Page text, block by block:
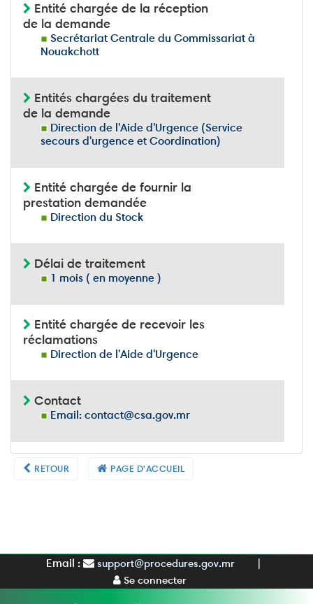
Entité chargée de la réception
de la demande
Secrétariat Centrale du Commissariat à
Nouakchott
Entités chargées du traitement
de la demande
Direction de l'Aide d'Urgence (Service
secours d'urgence et Coordination)
Entité chargée de fournir la
prestation demandée
Direction du Stock
Délai de traitement
1 mois ( en moyenne )
Entité chargée de recevoir les
réclamations
Direction de l'Aide d'Urgence
Contact
Email: contact@csa.gov.mr
RETOUR PAGE D'ACCUEIL
Email : support@procedures.gov.mr
|
Se connecter